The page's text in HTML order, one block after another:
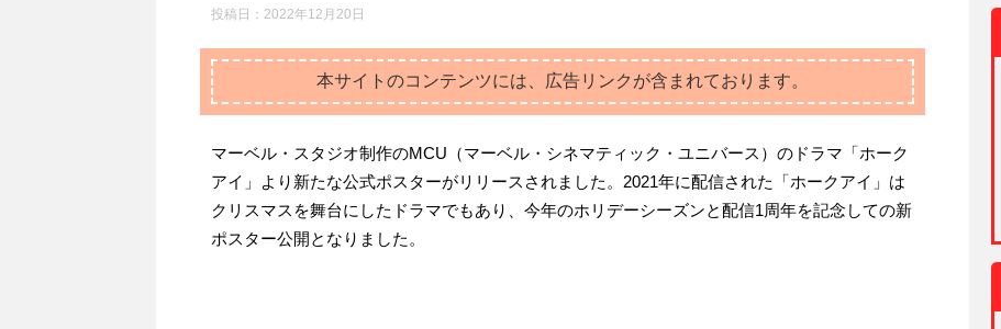
投稿日： 2022年12月20日
本サイトのコンテンツには、広告リンクが含まれております。
マーベル・スタジオ制作のMCU（マーベル・シネマティック・ユニバース）のドラマ「ホーク
アイ」より新たな公式ポスターがリリースされました。2021年に配信された「ホークアイ」は
クリスマスを舞台にしたドラマでもあり、今年のホリデーシーズンと配信1周年を記念しての新
ポスター公開となりました。